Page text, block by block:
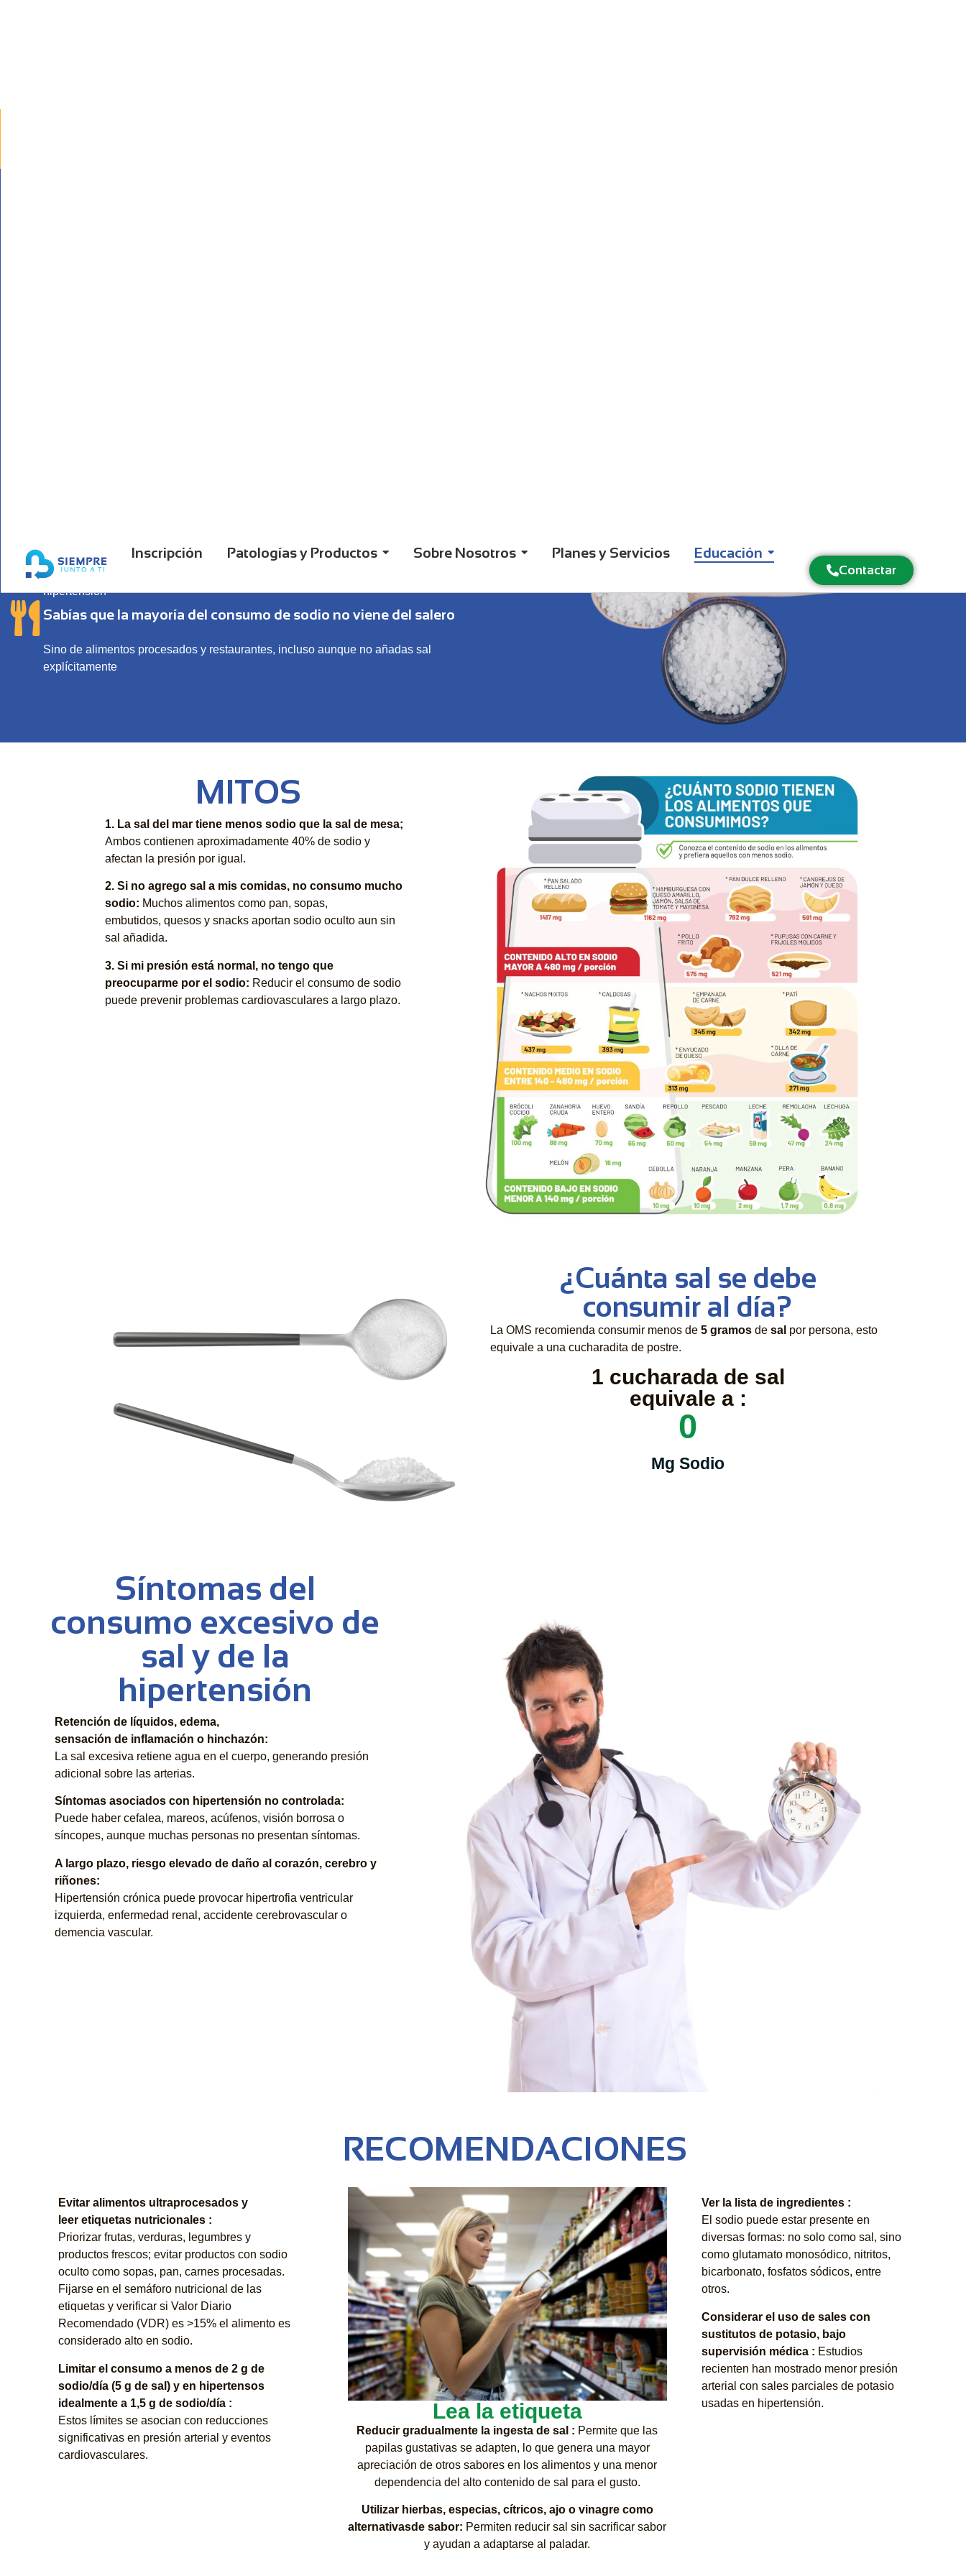
Inscripción Patologías y Productos Sobre Nosotros Planes y Servicios Educación
Contactar
El efecto fue más pronunciado (reducción de 5,4 y 2,8 mmHg) en pacientes con
hipertensión
Sabías que la mayoría del consumo de sodio no viene del salero
Sino de alimentos procesados y restaurantes, incluso aunque no añadas sal
explícitamente
1. La sal del mar tiene menos sodio que la sal de mesa;
Ambos contienen aproximadamente 40%de sodio y
afectan la presión por igual.
2. Si no agrego sal a mis comidas, no consumo mucho
sodio: Muchos alimentos como pan, sopas,
embutidos, quesos y snacks aportan sodio oculto aun sin
sal añadida.
3. Si mi presión está normal, no tengo que
preocuparme por el sodio: Reducir el consumo de sodio
puede prevenir problemas cardiovasculares a largo plazo.
MITOS
¿Cuánta sal se debe
consumir al día?
La OMS recomienda consumir menos de 5 gramos de sal por persona, esto
equivale a una cucharadita de postre.
1 cucharada de sal
equivale a :
Mg Sodio
0
Retención de líquidos, edema,
sensación de inflamación o hinchazón:
La sal excesiva retiene agua en el cuerpo, generando presión
adicional sobre las arterias.
Síntomas asociados con hipertensión no controlada:
Puede haber cefalea, mareos, acúfenos, visión borrosa o
síncopes, aunque muchas personas no presentan síntomas.
A largo plazo, riesgo elevado de daño al corazón, cerebro y
riñones:
Hipertensión crónica puede provocar hipertrofia ventricular
izquierda, enfermedad renal, accidente cerebrovascular o
demencia vascular.
Síntomas del
consumo excesivo de
sal y de la
hipertensión
RECOMENDACIONES
Evitar alimentos ultraprocesados y
leeretiquetas nutricionales :
Priorizar frutas, verduras, legumbres y
productos frescos; evitar productos con sodio
oculto como sopas, pan, carnes procesadas.
Fijarse en el semáforo nutricional de las
etiquetas y verificar si Valor Diario
Recomendado (VDR) es >15% el alimento es
considerado alto en sodio.
Limitar el consumo a menos de 2 g de
sodio/día (5 g de sal) y en hipertensos
idealmente a 1,5 g de sodio/día :
Estos límites se asocian con reducciones
significativas en presión arterial y eventos
cardiovasculares.
Lea la etiqueta
Reducir gradualmente la ingesta de sal : Permite que las
papilas gustativas se adapten, lo que genera una mayor
apreciación de otros sabores en los alimentos y una menor
dependencia del alto contenido de sal para el gusto.
Utilizar hierbas, especias, cítricos, ajo o vinagre como
alternativasdesabor: Permiten reducir sal sin sacrificar sabor
y ayudan a adaptarse al paladar.
Ver la lista de ingredientes :
El sodio puede estar presente en
diversas formas: no solo como sal, sino
como glutamato monosódico, nitritos,
bicarbonato, fosfatos sódicos, entre
otros.
Considerar el uso de sales con
sustitutos de potasio, bajo
supervisión médica : Estudios
recienten han mostrado menor presión
arterial con sales parciales de potasio
usadas en hipertensión.